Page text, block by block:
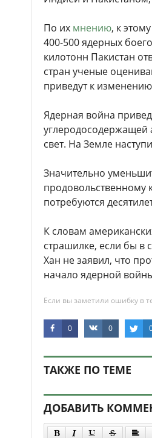
По их мнению, к
400-500 ядерных
килотонн Пакистан
стран ученые
приведут к
Ядерная война
углеродосодержащей
свет. На Земле
Значительно
потребуются
К словам
страшилке, если бы в
Хан не заявил, что
начало ядерной
Если вы заметили ошибку в
0 0
ТАКЖЕ ПО ТЕМЕ
ДОБАВИТЬ